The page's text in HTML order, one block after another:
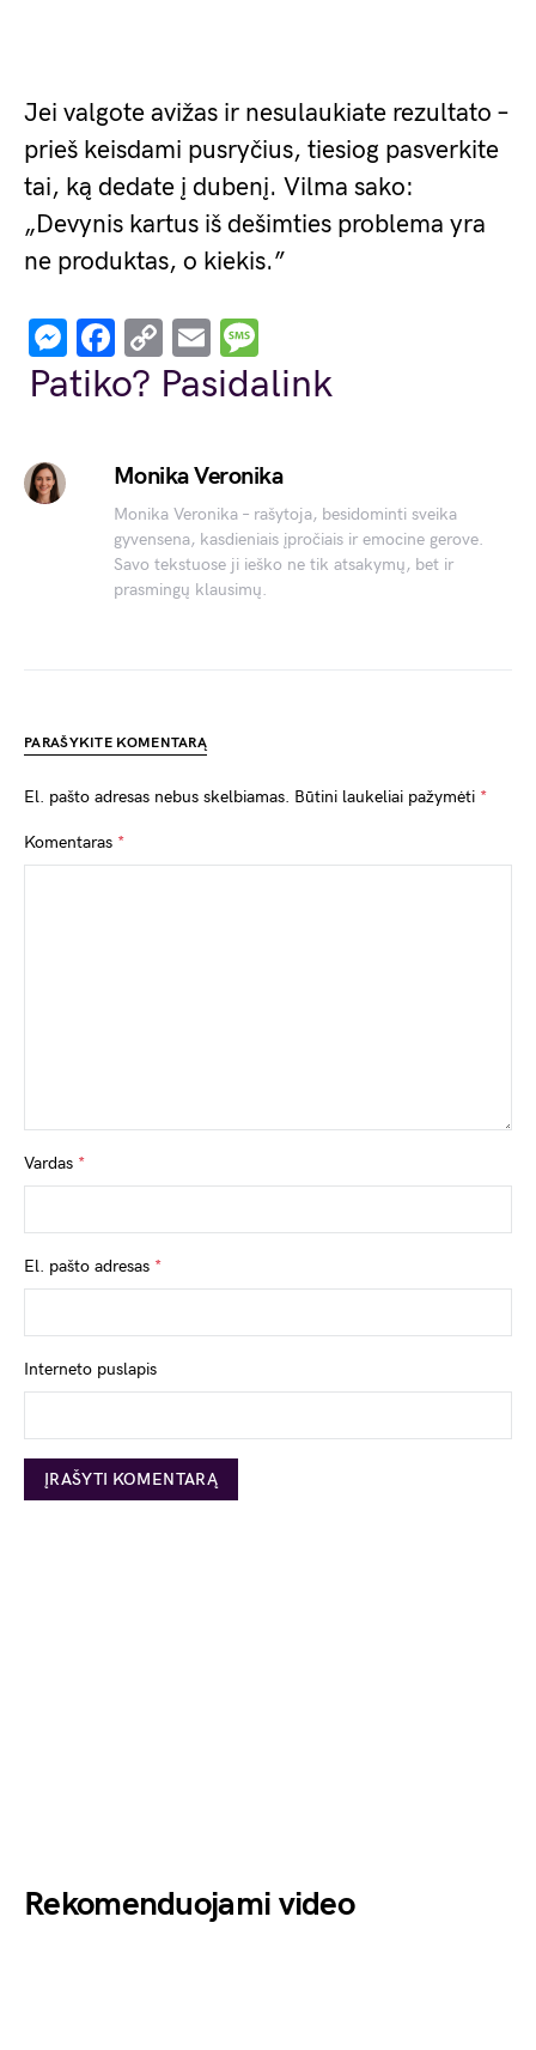
Jei valgote avižas ir nesulaukiate rezultato –
prieš keisdami pusryčius, tiesiog pasverkite
tai, ką dedate į dubenį. Vilma sako:
„Devynis kartus iš dešimties problema yra
ne produktas, o kiekis.”
Messenger
Facebook
Copy
Link
Email
Patiko? Pasidalink
Monika Veronika
Monika Veronika – rašytoja, besidominti sveika
gyvensena, kasdieniais įpročiais ir emocine gerove.
Savo tekstuose ji ieško ne tik atsakymų, bet ir
prasmingų klausimų.
PARAŠYKITE KOMENTARĄ
El. pašto adresas nebus skelbiamas. Būtini laukeliai pažymėti *
Komentaras *
Vardas *
El. pašto adresas *
Interneto puslapis
Rekomenduojami video